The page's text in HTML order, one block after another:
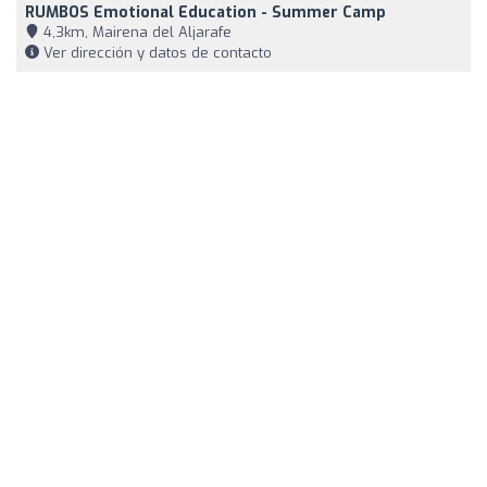
RUMBOS Emotional Education - Summer Camp
4,3km, Mairena del Aljarafe
Ver dirección y datos de contacto